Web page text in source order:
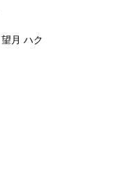
望月 ハク